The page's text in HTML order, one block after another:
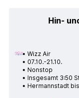
Hin-
Wizz Air
07.10.-21.10.
Nonstop
Insgesamt 3:50
Hermannstadt